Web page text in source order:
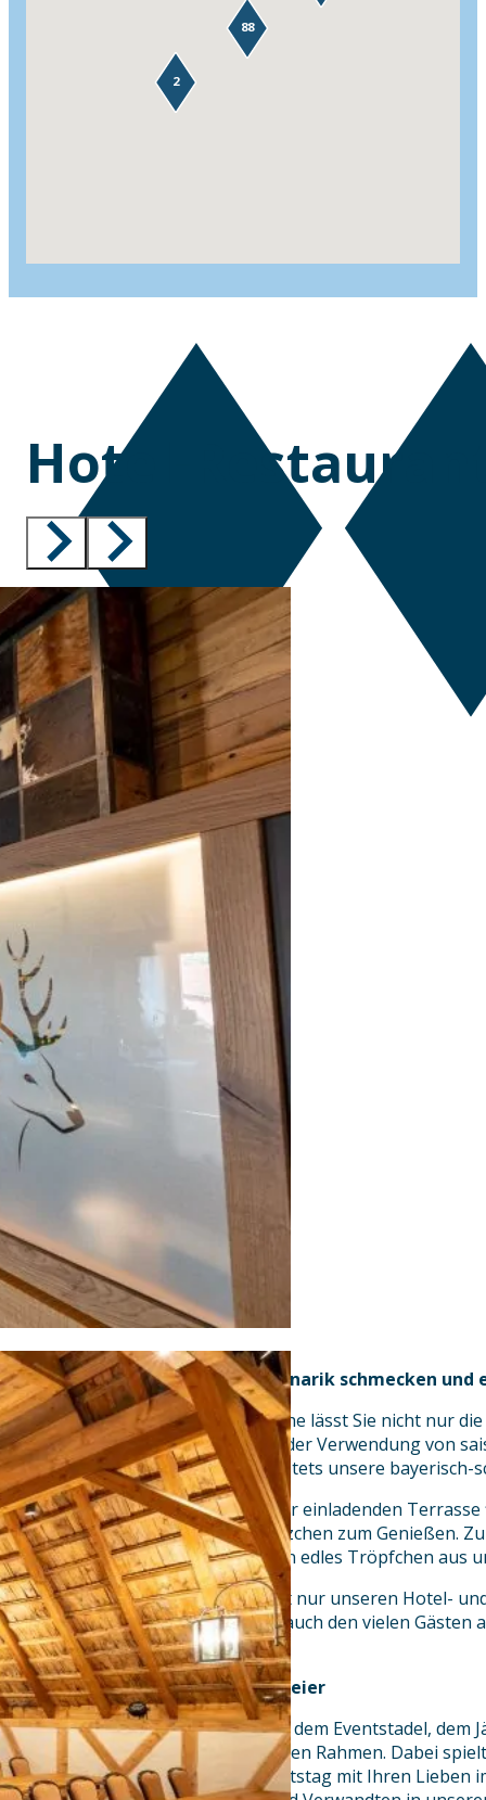
88
2
Hotel-
Hotel-Restaurant Hirsch – Kulinarik schmecken und
Unsere traditionell-kreative Küche lässt Sie nicht nur
wieder aufs Neue erleben – mit der Verwendung von
Produkten schmecken Sie auch stets unsere bayerisch-
Mit vier Gasträumen und unserer einladenden Terrasse
Winter sicher das passende Plätzchen zum Genießen.
ein frisch gezapftes Bier oder ein edles Tröpfchen aus
Unser Ziel ist es dabei aber nicht nur unseren Hotel-
Momente zu bereiten, sondern auch den vielen Gästen
allen Wochentagen für Sie da!
Die perfekte Kulisse für jede Feier
Unser Familienbetrieb bietet mit dem Eventstadel, dem
Bar für jeden Anlass den perfekten Rahmen. Dabei
Rolle ob Sie einen runden Geburtstag mit Ihren Lieben